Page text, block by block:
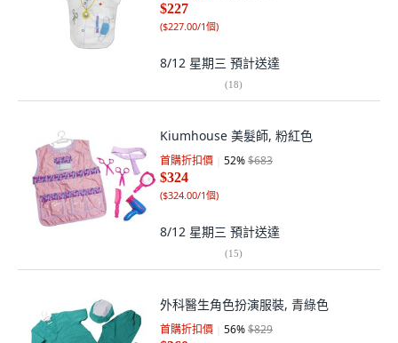
$227
($227.00/1個)
8/12 星期三 預計送達
(18)
Kiumhouse 美髮師, 粉紅色
首購折扣價 52%$683
$324
($324.00/1個)
8/12 星期三 預計送達
(15)
外科醫生角色扮演服裝, 青綠色
首購折扣價 56%$829